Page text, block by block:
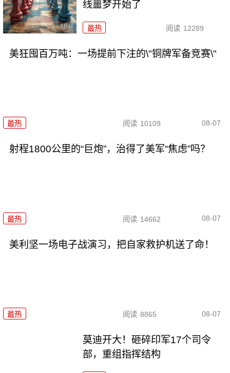
线噩梦开始了
最热 阅读 12289
美狂囤百万吨：一场提前下注的\"铜牌军备竞赛\"
最热 阅读 10109 08-07
射程1800公里的“巨炮”，治得了美军“焦虑”吗？
最热 阅读 14662 08-07
美利坚一场电子战演习，把自家救护机送了命！
最热 阅读 8865 08-07
莫迪开大！砸碎印军17个司令
部，重组指挥结构